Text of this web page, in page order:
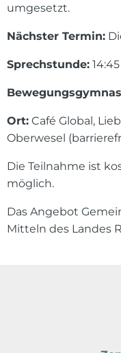
umgesetzt.
Nächster Termin:
Sprechstunde:
Ort: Café Global,
Oberwesel
Die Teilnahme ist
möglich.
Das Angebot
Mitteln des Landes